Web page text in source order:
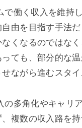
で働く収入を維持
由を目指す手法
くなるのではな
ても、部分的な
ながら進むスタイ
の多角化やキャリ
複数の収入路を